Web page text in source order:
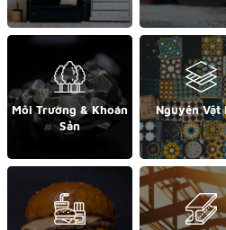
Môi Trường & Khoán
Sản
Nguyên Vật